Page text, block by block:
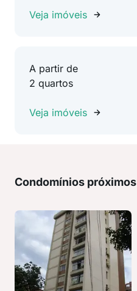
Veja imóveis
A partir de
2 quartos
Veja imóveis
Condomínios próximos